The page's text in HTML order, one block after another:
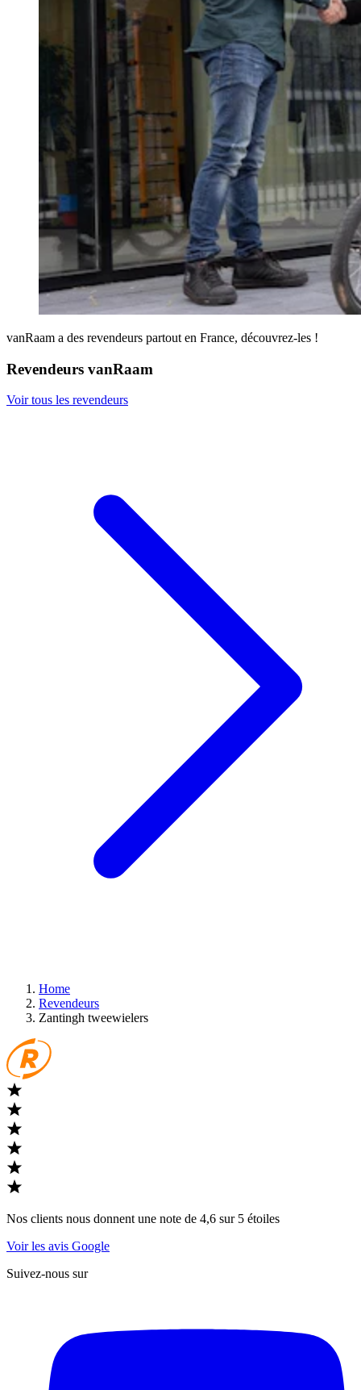
vanRaam a des revendeurs partout en France, découvrez-les !
Revendeurs vanRaam
Voir tous les revendeurs
Home
Revendeurs
Zantingh tweewielers
Nos clients nous donnent une note de 4,6 sur 5 étoiles
Voir les avis Google
Suivez-nous sur